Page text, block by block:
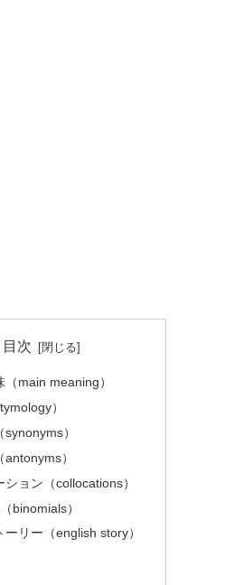
目次
（main meaning）
）
）
antonyms）
ション（collocations）
binomials）
ーリー（english story）